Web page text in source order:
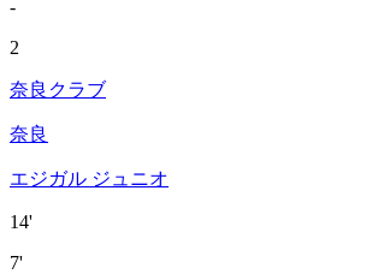
-
2
奈良クラブ
奈良
エジガル ジュニオ
14'
7'